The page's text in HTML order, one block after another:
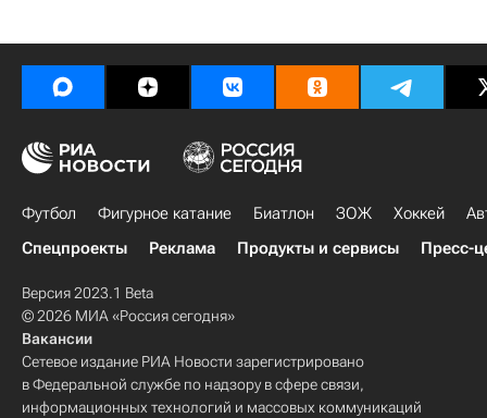
Футбол Фигурное катание Биатлон ЗОЖ Хоккей
Спецпроекты
Реклама Продукты и сервисы Пресс-
Версия 2023.1 Beta
© 2026 МИА «Россия сегодня»
Вакансии
Сетевое издание РИА Новости зарегистрировано
в Федеральной службе по надзору в сфере связи,
информационных технологий и массовых коммуникаций